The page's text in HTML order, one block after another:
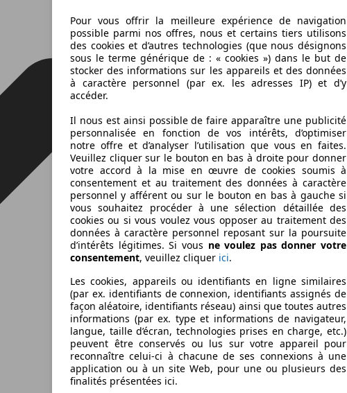
Pour vous offrir la meilleure expérience de navigation
possible parmi nos offres, nous et certains tiers utilisons
des cookies et d’autres technologies (que nous désignons
sous le terme générique de : « cookies ») dans le but de
stocker des informations sur les appareils et des données
à caractère personnel (par ex. les adresses IP) et d’y
accéder.
Il nous est ainsi possible de faire apparaître une publicité
personnalisée en fonction de vos intérêts, d’optimiser
notre offre et d’analyser l’utilisation que vous en faites.
Veuillez cliquer sur le bouton en bas à droite pour donner
votre accord à la mise en œuvre de cookies soumis à
consentement et au traitement des données à caractère
personnel y afférent ou sur le bouton en bas à gauche si
vous souhaitez procéder à une sélection détaillée des
cookies ou si vous voulez vous opposer au traitement des
données à caractère personnel reposant sur la poursuite
d’intérêts légitimes. Si vous ne voulez pas donner votre
consentement, veuillez cliquer ici.
Les cookies, appareils ou identifiants en ligne similaires
(par ex. identifiants de connexion, identifiants assignés de
façon aléatoire, identifiants réseau) ainsi que toutes autres
informations (par ex. type et informations de navigateur,
langue, taille d’écran, technologies prises en charge, etc.)
peuvent être conservés ou lus sur votre appareil pour
reconnaître celui-ci à chacune de ses connexions à une
application ou à un site Web, pour une ou plusieurs des
finalités présentées ici.